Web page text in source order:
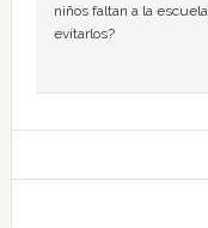
niños faltan a la
evitarlos?